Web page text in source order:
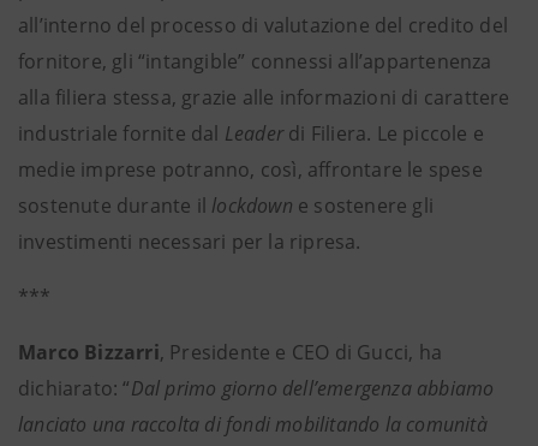
all’interno del processo di valutazione del credito del
fornitore, gli “intangible” connessi all’appartenenza
alla filiera stessa, grazie alle informazioni di carattere
industriale fornite dal Leaderdi Filiera. Le piccole e
medie imprese potranno, così, affrontare le spese
sostenute durante il lockdown e sostenere gli
investimenti necessari per la ripresa.
***
Marco Bizzarri, Presidente e CEO di Gucci, ha
dichiarato: “Dal primo giorno dell’emergenza abbiamo
lanciato una raccolta di fondi mobilitando la comunità